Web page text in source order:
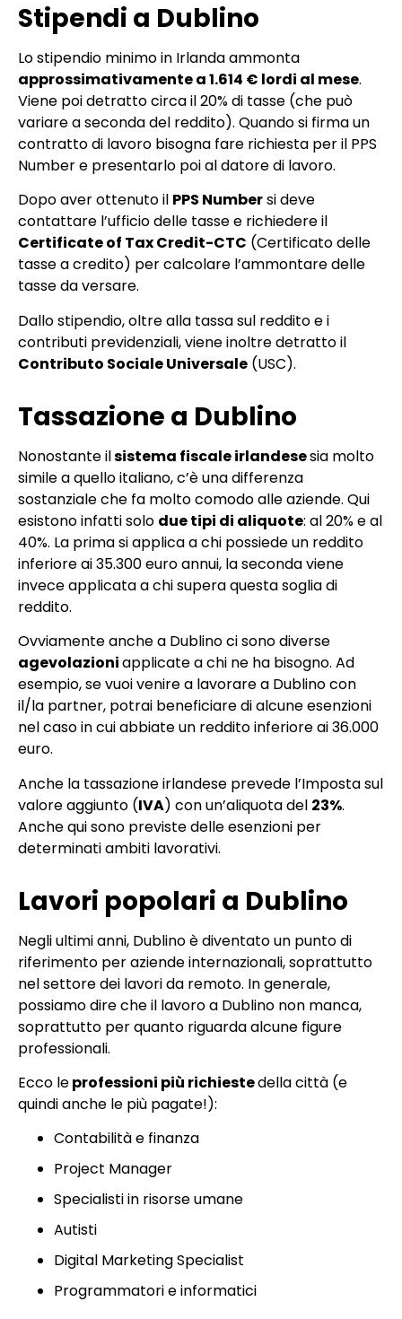
Stipendi a Dublino
Lo stipendio minimo in Irlanda ammonta
approssimativamente a 1.614 € lordi al mese.
Viene poi detratto circa il 20% di tasse (che può
variare a seconda del reddito). Quando si firma un
contratto di lavoro bisogna fare richiesta per il PPS
Number e presentarlo poi al datore di lavoro.
Dopo aver ottenuto il PPS Numbersi deve
contattare l’ufficio delle tasse e richiedere il
Certificate of Tax Credit-CTC (Certificato delle
tasse a credito) per calcolare l’ammontare delle
tasse da versare.
Dallo stipendio, oltre alla tassa sul reddito e i
contributi previdenziali, viene inoltre detratto il
Contributo Sociale Universale (USC).
Tassazione a Dublino
Nonostante ilsistema fiscale irlandesesia molto
simile a quello italiano, c’è una differenza
sostanziale che fa molto comodo alle aziende. Qui
esistono infatti solo due tipi di aliquote: al 20% e al
40%. La prima si applica a chi possiede un reddito
inferiore ai 35.300 euro annui, la seconda viene
invece applicata a chi supera questa soglia di
reddito.
Ovviamente anche a Dublino ci sono diverse
agevolazioniapplicate a chi ne ha bisogno. Ad
esempio, se vuoi venire a lavorare a Dublino con
il/la partner, potrai beneficiare di alcune esenzioni
nel caso in cui abbiate un reddito inferiore ai 36.000
euro.
Anche la tassazione irlandese prevede l’Imposta sul
valore aggiunto (IVA) con un’aliquota del 23%.
Anche qui sono previste delle esenzioni per
determinati ambiti lavorativi.
Lavori popolari a Dublino
Negli ultimi anni, Dublino è diventato un punto di
riferimento per aziende internazionali, soprattutto
nel settore dei lavori da remoto. In generale,
possiamo dire che il lavoro a Dublino non manca,
soprattutto per quanto riguarda alcune figure
professionali.
Ecco leprofessioni più richiestedella città (e
quindi anche le più pagate!):
Contabilità e finanza
Project Manager
Specialisti in risorse umane
Autisti
Digital Marketing Specialist
Programmatori e informatici